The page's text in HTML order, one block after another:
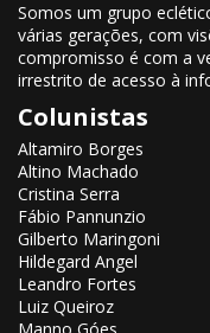
Somos um grupo
várias gerações, com
compromisso é com a
irrestrito de acesso à
Colunistas
Altamiro Borges
Altino Machado
Cristina Serra
Fábio Pannunzio
Gilberto Maringoni
Hildegard Angel
Leandro Fortes
Luiz Queiroz